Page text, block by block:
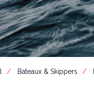
Bateaux & Skippers